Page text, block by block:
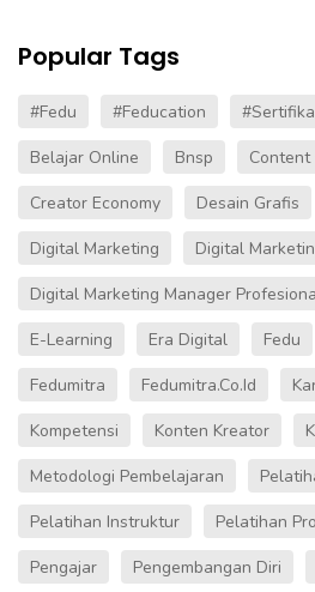
Popular Tags
#fedu #Feducation
Belajar Online
Bnsp
Creator Economy
Desain Grafis
Digital Marketing
Digital
Digital Marketing Manager
E-Learning
Era Digital Fedu
Fedumitra
Fedumitra.co.id
Kompetensi
Konten Kreator
Metodologi Pembelajaran
Pelatihan Instruktur
Pelatihan
Pengajar
Pengembangan Diri